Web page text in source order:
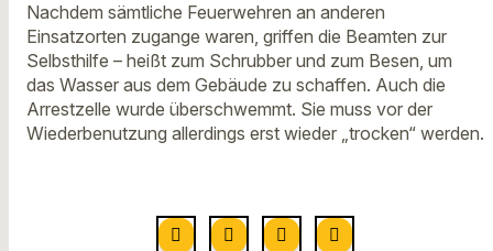
Nachdem sämtliche Feuerwehren an anderen
Einsatzorten zugange waren, griffen die Beamten zur
Selbsthilfe – heißt zum Schrubber und zum Besen, um
das Wasser aus dem Gebäude zu schaffen. Auch die
Arrestzelle wurde überschwemmt. Sie muss vor der
Wiederbenutzung allerdings erst wieder „trocken“ werden.